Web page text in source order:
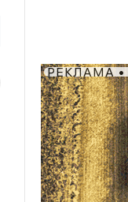
РЕКЛАМА •